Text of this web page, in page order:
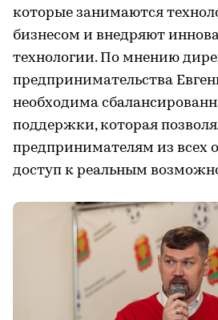
которые занимаются
бизнесом и внедряют
технологии. По мнению
предпринимательства
необходима
поддержки, которая
предпринимателям из всех
доступ к реальным